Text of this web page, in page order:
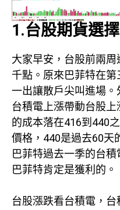
1.台股期貨選
大家早安，台股前兩
千點。原來巴菲特在
一出讓散戶尖叫進場。
台積電上漲帶動台股
的成本落在416到440
價格，440是過去60天
巴菲特過去一季的台
巴菲特肯定是獲利的。
台股漲跌看台積電，